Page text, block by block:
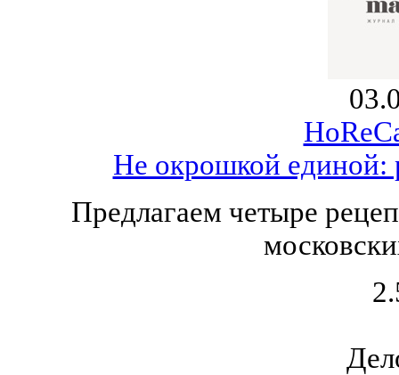
Не окрошкой единой:
Предлагаем четыре